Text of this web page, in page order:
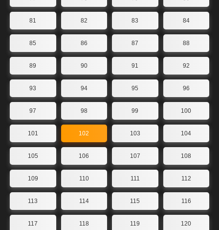
81 82 83 84
85 86 87 88
89 90 91 92
93 94 95 96
97 98 99 100
101 102 103 104
105 106 107 108
109 110 111 112
113 114 115 116
117 118 119 120